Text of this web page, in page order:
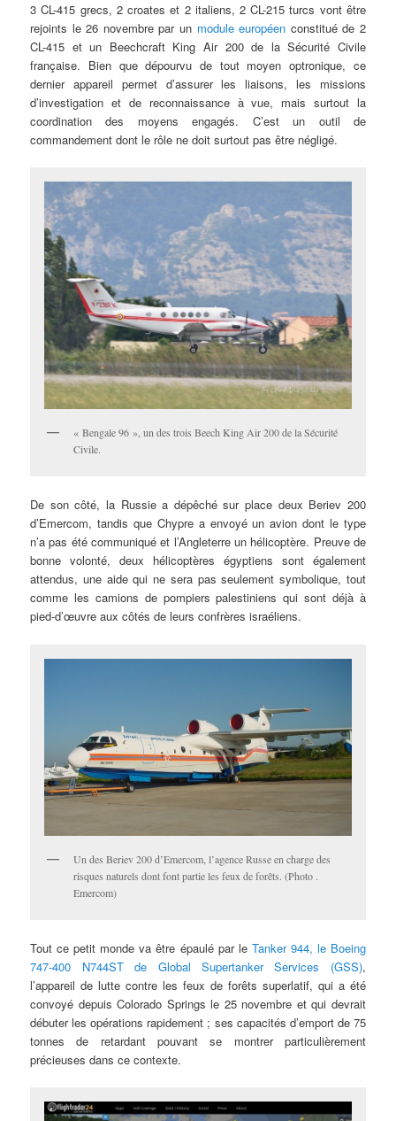
3 CL-415 grecs, 2 croates et 2 italiens, 2 CL-215 turcs vont être
rejoints le 26 novembre par un module européen constitué de 2
CL-415 et un Beechcraft King Air 200 de la Sécurité Civile
française. Bien que dépourvu de tout moyen optronique, ce
dernier appareil permet d’assurer les liaisons, les missions
d’investigation et de reconnaissance à vue, mais surtout la
coordination des moyens engagés. C’est un outil de
commandement dont le rôle ne doit surtout pas être négligé.
« Bengale 96 », un des trois Beech King Air 200 de la Sécurité
Civile.
De son côté, la Russie a dépêché sur place deux Beriev 200
d’Emercom, tandis que Chypre a envoyé un avion dont le type
n’a pas été communiqué et l’Angleterre un hélicoptère. Preuve de
bonne volonté, deux hélicoptères égyptiens sont également
attendus, une aide qui ne sera pas seulement symbolique, tout
comme les camions de pompiers palestiniens qui sont déjà à
pied-d’œuvre aux côtés de leurs confrères israéliens.
Un des Beriev 200 d’Emercom, l’agence Russe en charge des
risques naturels dont font partie les feux de forêts. (Photo .
Emercom)
Tout ce petit monde va être épaulé par le Tanker 944, le Boeing
747-400 N744ST de Global Supertanker Services (GSS),
l’appareil de lutte contre les feux de forêts superlatif, qui a été
convoyé depuis Colorado Springs le 25 novembre et qui devrait
débuter les opérations rapidement ; ses capacités d’emport de 75
tonnes de retardant pouvant se montrer particulièrement
précieuses dans ce contexte.